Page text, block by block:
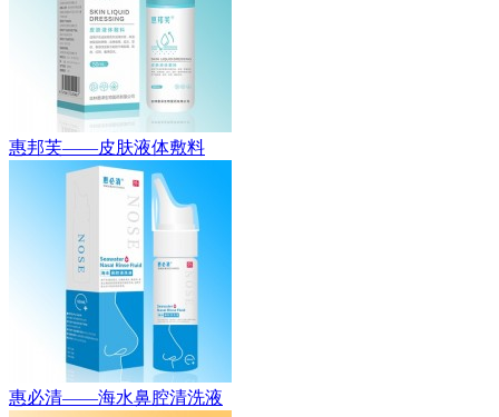
惠邦芙——皮肤液体敷料
惠必清——海水鼻腔清洗液